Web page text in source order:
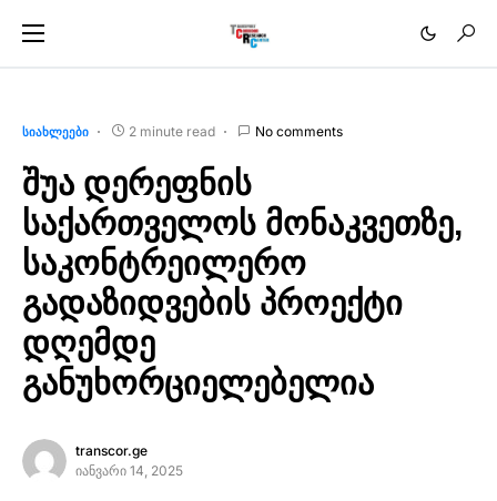
ᲡᲘᲐᲮᲚᲔᲔᲑᲘ 2 minute read No comments
შუა დერეფნის
საქართველოს მონაკვეთზე,
საკონტრეილერო
გადაზიდვების პროექტი
დღემდე
განუხორციელებელია
transcor.ge
იანვარი 14, 2025